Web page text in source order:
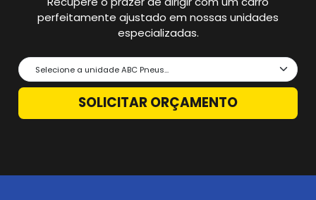
perfeitamente ajustado em nossas unidades
especializadas.
SOLICITAR ORÇAMENTO